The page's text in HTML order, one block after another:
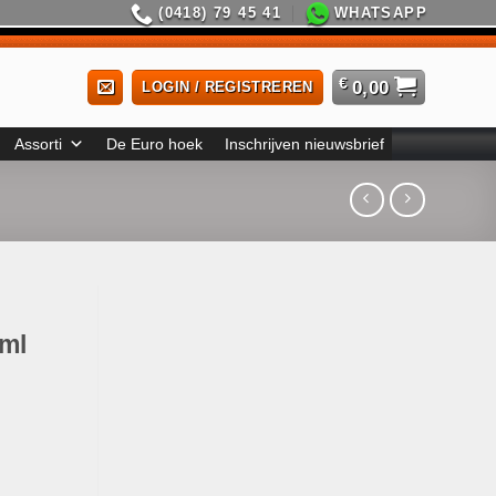
(0418) 79 45 41 WHATSAPP
LOGIN / REGISTREREN € 0,00
Assorti De Euro hoek Inschrijven nieuwsbrief